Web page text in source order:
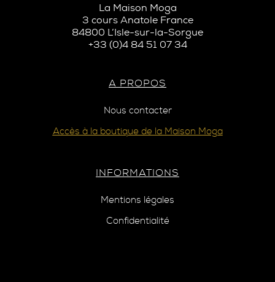
La Maison Moga
3 cours Anatole France
84800 L’Isle-sur-la-Sorgue
+33 (0)4 84 51 07 34
A PROPOS
Nous contacter
Accès à la boutique de la Maison Moga
INFORMATIONS
Mentions légales
Confidentialité